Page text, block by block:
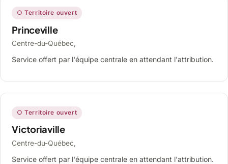
○ Territoire ouvert
Princeville
Centre-du-Québec,
Service offert par l'équipe centrale en attendant l'attribution.
○ Territoire ouvert
Victoriaville
Centre-du-Québec,
Service offert par l'équipe centrale en attendant l'attribution.